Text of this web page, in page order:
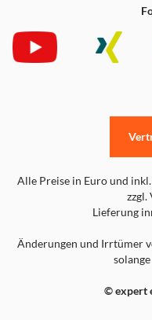
Alle Preise in Euro und
zzgl.
Lieferung
Änderungen und Irrtümer
© expert